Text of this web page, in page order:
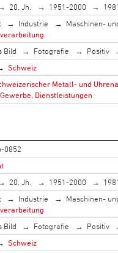
20. Jh. 1951-2000
Industrie Maschinen-
Bild Fotografie Positiv
Schweiz
Metall- und
Dienstleistungen
0852
20. Jh. 1951-2000
Industrie Maschinen-
Bild Fotografie Positiv
Schweiz